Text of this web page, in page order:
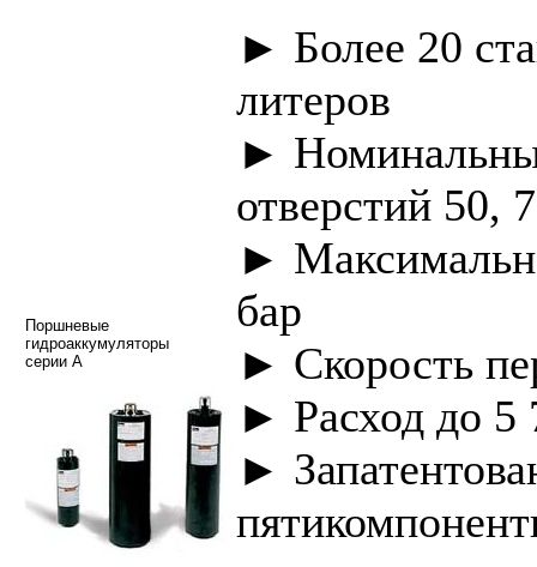
Поршневые
гидроаккумуляторы
серии A
► Более 20
литeров
►
отверстий 50,
►
бар
► Скорость
► Расход до 5
►